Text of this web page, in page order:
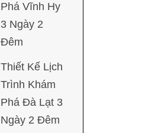
Phá Vĩnh Hy
3 Ngày 2
Đêm
Thiết Kế Lịch
Trình Khám
Phá Đà Lạt 3
Ngày 2 Đêm